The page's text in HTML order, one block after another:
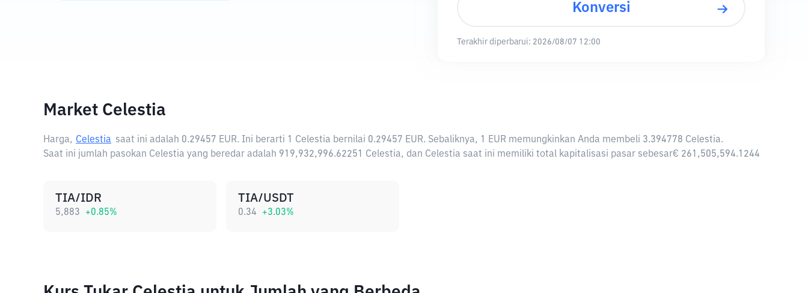
Konversi
Terakhir diperbarui: 2026/08/07 12:00
Market Celestia
Harga, Celestia saat ini adalah 0.29457 EUR. Ini berarti 1 Celestia bernilai 0.29457 EUR. Sebaliknya, 1 EUR memungkinkan Anda membeli 3.394778 Celestia.
Saat ini jumlah pasokan Celestia yang beredar adalah 919,932,996.62251 Celestia, dan Celestia saat ini memiliki total kapitalisasi pasar sebesar€ 261,505,594.1244
TIA/IDR
5,883 +0.85%
TIA/USDT
0.34 +3.03%